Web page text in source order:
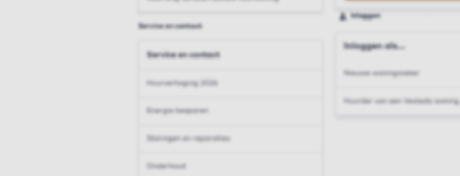
Service en contact
Service en contact
Huurverhoging 2026
Energie besparen
Storingen en reparaties
Onderhoud
Inloggen
Inloggen als...
Nieuwe woningzoeker
Huurder van een Vesteda woning